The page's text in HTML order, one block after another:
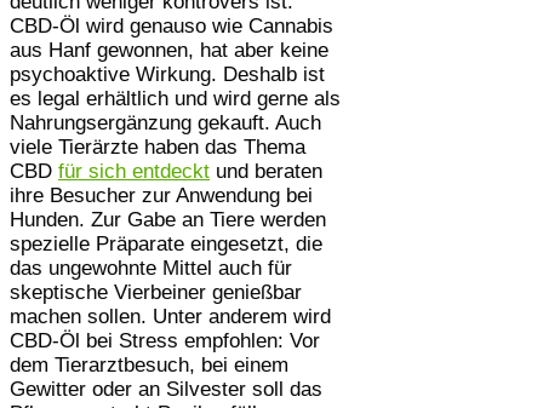
CBD-Öl wird genauso wie Cannabis
aus Hanf gewonnen, hat aber keine
psychoaktive Wirkung. Deshalb ist
es legal erhältlich und wird gerne als
Nahrungsergänzung gekauft. Auch
viele Tierärzte haben das Thema
CBD für sich entdeckt und beraten
ihre Besucher zur Anwendung bei
Hunden. Zur Gabe an Tiere werden
spezielle Präparate eingesetzt, die
das ungewohnte Mittel auch für
skeptische Vierbeiner genießbar
machen sollen. Unter anderem wird
CBD-Öl bei Stress empfohlen: Vor
dem Tierarztbesuch, bei einem
Gewitter oder an Silvester soll das